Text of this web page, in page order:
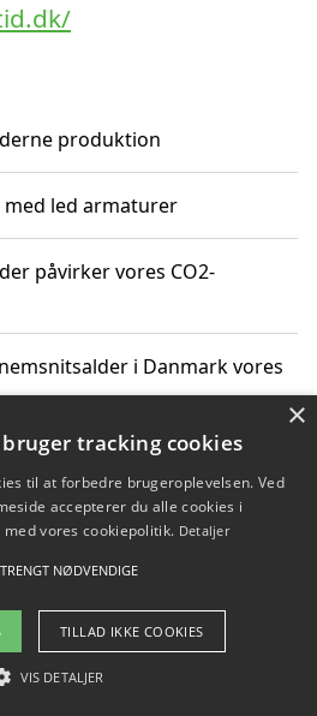
produktion
med led armaturer
påvirker vores CO2-
i Danmark vores
udledning påvirker vores
Blog Betingelser
×
tracking cookies
til at forbedre brugeroplevelsen. Ved
accepterer du alle cookies i
vores cookiepolitik. Detaljer
NØDVENDIGE
TILLAD IKKE COOKIES
VIS DETALJER